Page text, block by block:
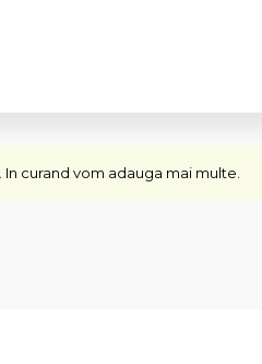
. In curand vom adauga mai multe.